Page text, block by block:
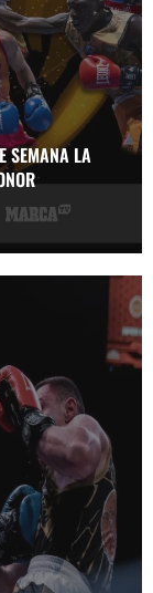
SEMANA LA